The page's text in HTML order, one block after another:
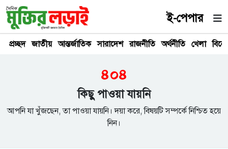
ই-পেপার
প্রচ্ছদ জাতীয় আন্তর্জাতিক সারাদেশ রাজনীতি অর্থনীতি খেলা
৪০৪
কিছু পাওয়া যায়নি
আপনি যা খুঁজছেন, তা পাওয়া যায়নি। দয়া করে, বিষয়টি সম্পর্কে নিশ্চিত হয়ে
নিন।